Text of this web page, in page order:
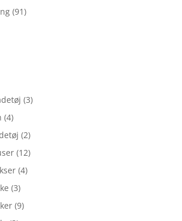
(91)
(3)
(4)
(2)
(12)
(4)
(3)
(9)